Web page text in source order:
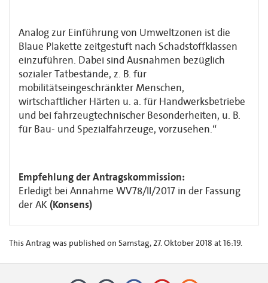
Analog zur Einführung von Umweltzonen ist die
Blaue Plakette zeitgestuft nach Schadstoffklassen
einzuführen. Dabei sind Ausnahmen bezüglich
sozialer Tatbestände, z. B. für
mobilitätseingeschränkter Menschen,
wirtschaftlicher Härten u. a. für Handwerksbetriebe
und bei fahrzeugtechnischer Besonderheiten, u. B.
für Bau- und Spezialfahrzeuge, vorzusehen.“
Empfehlung der Antragskommission:
Erledigt bei Annahme WV78/II/2017 in der Fassung
der AK (Konsens)
This Antrag was published on Samstag, 27. Oktober 2018 at 16:19.